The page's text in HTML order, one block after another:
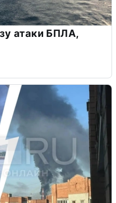
атаки БПЛА,